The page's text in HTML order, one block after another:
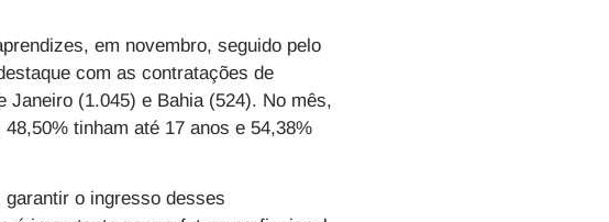
em novembro, seguido pelo
com as contratações de
Janeiro (1.045) e Bahia (524). No mês,
tinham até 17 anos e 54,38%
o ingresso desses